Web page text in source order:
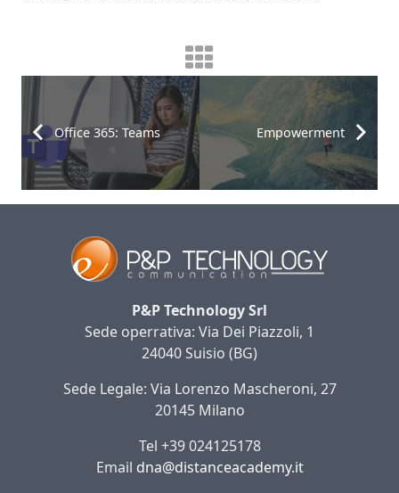
Office 365: Teams Empowerment
P&P Technology Srl
Sede operrativa: Via Dei Piazzoli, 1
24040 Suisio (BG)
Sede Legale: Via Lorenzo Mascheroni, 27
20145 Milano
Tel +39 024125178
Email dna@distanceacademy.it